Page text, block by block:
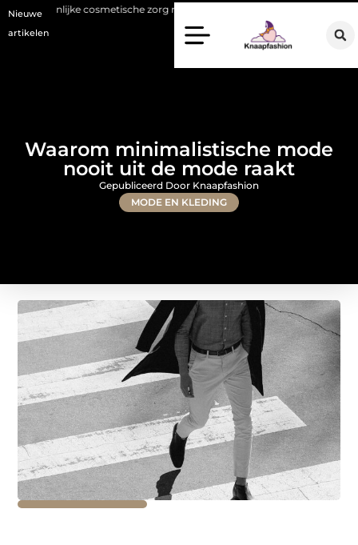
Nieuwe
artikelen
cosmetische zorg met oog voor natuurlijke resultaten
Waarom minimalistische mode
nooit uit de mode raakt
MODE EN KLEDING
Gepubliceerd Door Knaapfashion